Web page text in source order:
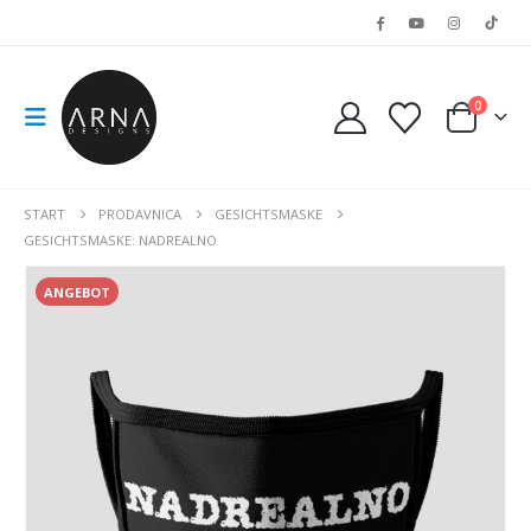
0
START PRODAVNICA
GESICHTSMASKE
GESICHTSMASKE: NADREALNO
ANGEBOT